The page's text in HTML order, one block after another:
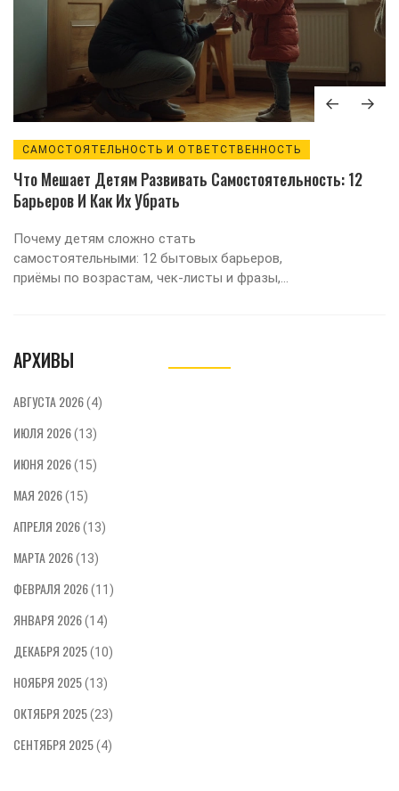
САМОСТОЯТЕЛЬНОСТЬ И ОТВЕТСТВЕННОСТЬ
Что Мешает Детям Развивать Самостоятельность: 12
Барьеров И Как Их Убрать
Почему детям сложно стать
самостоятельными: 12 бытовых барьеров,
приёмы по возрастам, чек-листы и фразы,
АРХИВЫ
АВГУСТА 2026(4)
ИЮЛЯ 2026(13)
ИЮНЯ 2026(15)
МАЯ 2026(15)
АПРЕЛЯ 2026(13)
МАРТА 2026(13)
ФЕВРАЛЯ 2026(11)
ЯНВАРЯ 2026(14)
ДЕКАБРЯ 2025(10)
НОЯБРЯ 2025(13)
ОКТЯБРЯ 2025(23)
СЕНТЯБРЯ 2025(4)